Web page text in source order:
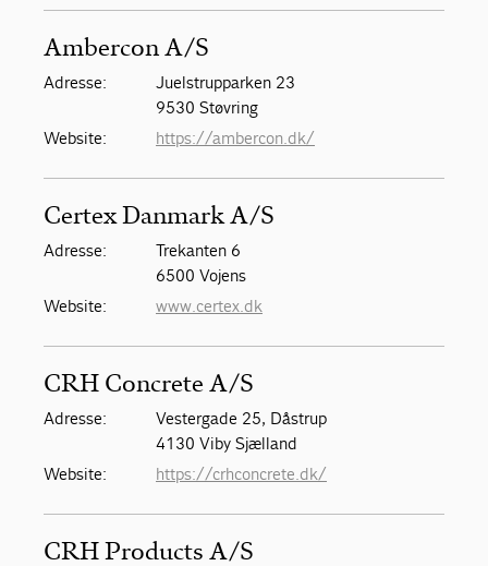
Ambercon A/S
Adresse:
Juelstrupparken 23
9530 Støvring
Website:
https://ambercon.dk/
Certex Danmark A/S
Adresse:
Trekanten 6
6500 Vojens
Website:
www.certex.dk
CRH Concrete A/S
Adresse:
Vestergade 25, Dåstrup
4130 Viby Sjælland
Website:
https://crhconcrete.dk/
CRH Products A/S